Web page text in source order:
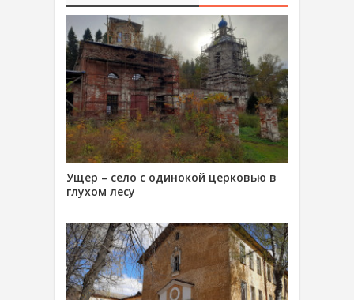
Ущер – село с одинокой церковью в
глухом лесу